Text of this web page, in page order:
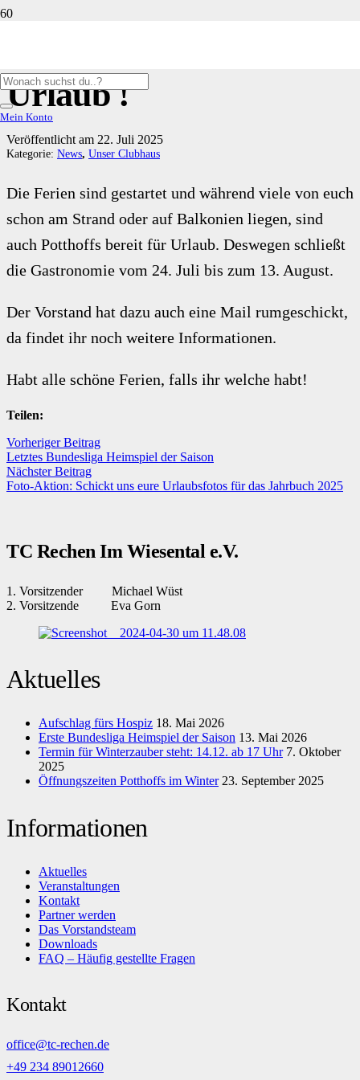
Mein Konto
Urlaub !
Veröffentlicht am 22. Juli 2025
Kategorie: News, Unser Clubhaus
Die Ferien sind gestartet und während viele von euch
schon am Strand oder auf Balkonien liegen, sind
auch Potthoffs bereit für Urlaub. Deswegen schließt
die Gastronomie vom 24. Juli bis zum 13. August.
Der Vorstand hat dazu auch eine Mail rumgeschickt,
da findet ihr noch weitere Informationen.
Habt alle schöne Ferien, falls ihr welche habt!
Teilen:
Vorheriger Beitrag
Letztes Bundesliga Heimspiel der Saison
Nächster Beitrag
Foto-Aktion: Schickt uns eure Urlaubsfotos für das Jahrbuch 2025
TC Rechen Im Wiesental e.V.
1. Vorsitzender Michael Wüst
2. Vorsitzende Eva Gorn
Aktuelles
Aufschlag fürs Hospiz 18. Mai 2026
Erste Bundesliga Heimspiel der Saison 13. Mai 2026
Termin für Winterzauber steht: 14.12. ab 17 Uhr 7. Oktober
2025
Öffnungszeiten Potthoffs im Winter 23. September 2025
Informationen
Aktuelles
Veranstaltungen
Kontakt
Partner werden
Das Vorstandsteam
Downloads
FAQ – Häufig gestellte Fragen
Kontakt
office@tc-rechen.de
+49 234 89012660